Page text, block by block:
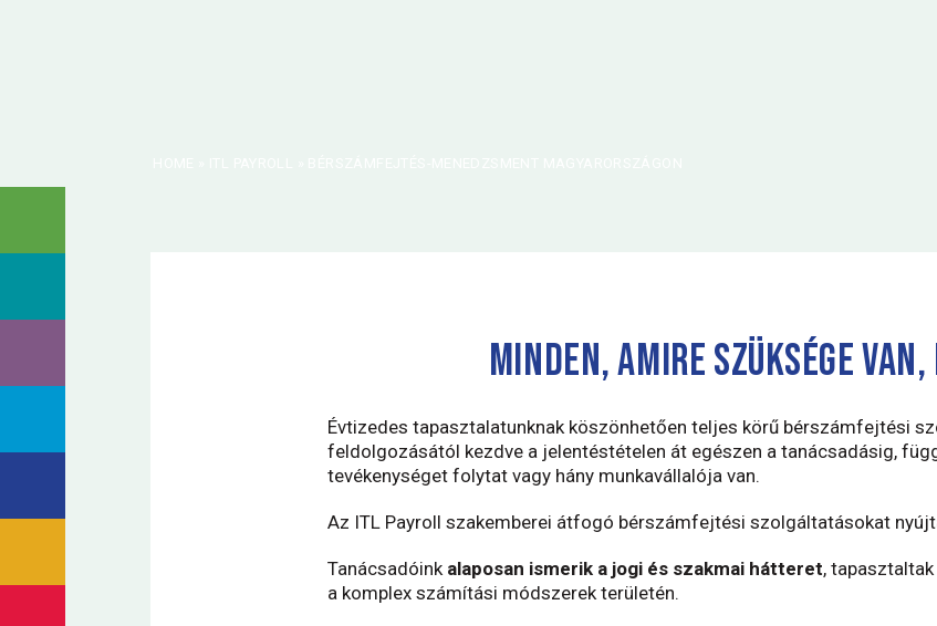
MINDEN, AMIRE SZÜKSÉGE VAN,
Évtizedes tapasztalatunknak köszönhetően teljes körű bérszámfejtési
feldolgozásától kezdve a jelentéstételen át egészen a tanácsadásig,
tevékenységet folytat vagy hány munkavállalója van.
Az ITL Payroll szakemberei átfogó bérszámfejtési szolgáltatásokat
Tanácsadóink alaposan ismerik a jogi és szakmai hátteret,
a komplex számítási módszerek területén.